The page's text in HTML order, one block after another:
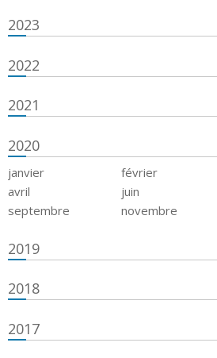
2023
2022
2021
2020
janvier février
avril
juin
septembre
novembre
2019
2018
2017